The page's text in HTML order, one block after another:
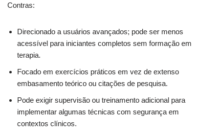
Contras:
Direcionado a usuários avançados; pode ser menos
acessível para iniciantes completos sem formação em
terapia.
Focado em exercícios práticos em vez de extenso
embasamento teórico ou citações de pesquisa.
Pode exigir supervisão ou treinamento adicional para
implementar algumas técnicas com segurança em
contextos clínicos.